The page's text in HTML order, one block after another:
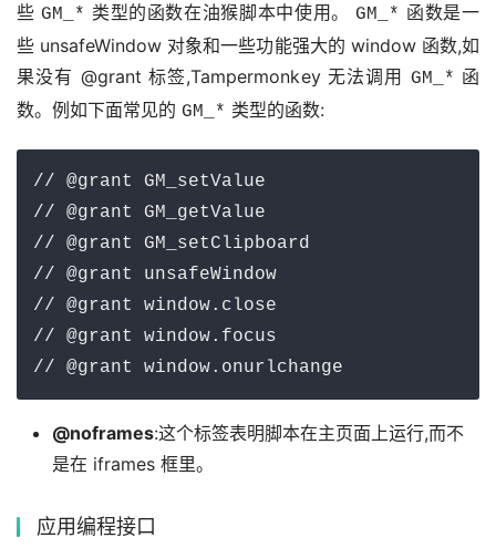
些 GM_* 类型的函数在油猴脚本中使用。 GM_* 函数是一
些 unsafeWindow 对象和一些功能强大的 window 函数,如
果没有 @grant 标签,Tampermonkey 无法调用
GM_* 函
数。例如下面常见的 GM_* 类型的函数:
// @grant GM_setValue
// @grant GM_getValue
// @grant GM_setClipboard
// @grant unsafeWindow
// @grant window.close
// @grant window.focus
// @grant window.onurlchange
@noframes:这个标签表明脚本在主页面上运行,而不
是在 iframes 框里。
应用编程接口